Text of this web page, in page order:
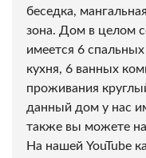
беседка,
зона. Дом в целом
имеется 6
кухня, 6 ванных
проживания
данный дом у нас
также вы можете
На нашей YouTube